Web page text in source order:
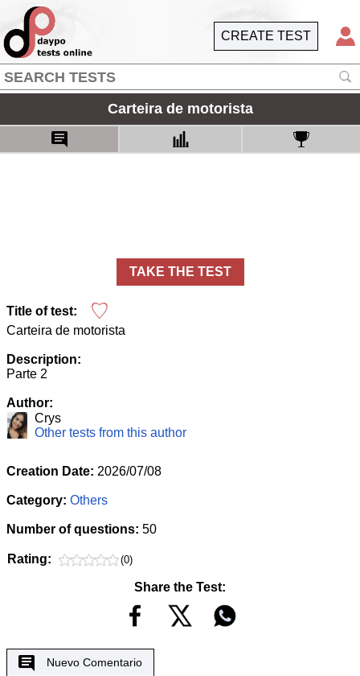
CREATE TEST
Carteira de motorista
TAKE THE TEST
Title of test:
Carteira de motorista
Description:
Parte 2
Author:
Crys
Other tests from this author
Creation Date: 2026/07/08
Category: Others
Number of questions: 50
Rating: (0)
Share the Test:
Nuevo Comentario